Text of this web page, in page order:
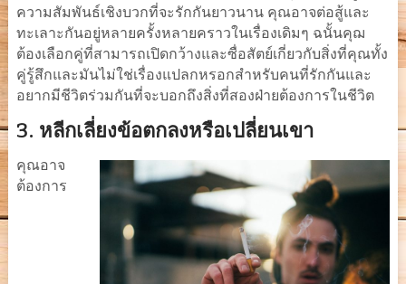
ความสัมพันธ์เชิงบวกที่จะรักกันยาวนาน คุณอาจต่อสู้และ
ทะเลาะกันอยู่หลายครั้งหลายคราวในเรื่องเดิมๆ ฉนั้นคุฌ
ต้องเลือกคู่ที่สามารถเปิดกว้างและซื่อสัตย์เกี่ยวกับสิ่งที่คุณทั้ง
คู่รู้สึกและมันไม่ใช่เรื่องแปลกหรอกสำหรับคนที่รักกันและ
อยากมีชีวิตร่วมกันที่จะบอกถึงสิ่งที่สองฝ่ายต้องการในชีวิต
3. หลีกเลี่ยงข้อตกลงหรือเปลี่ยนเขา
คุณอาจ
ต้องการ